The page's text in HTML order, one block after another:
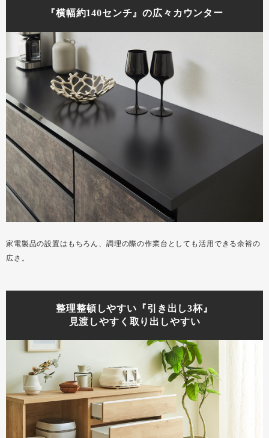
『横幅約140センチ』の広々カウンター
家電製品の設置はもちろん、調理の際の作業台としても活用できる余裕の
広さ。
整理整頓しやすい『引き出し3杯』
見渡しやすく取り出しやすい